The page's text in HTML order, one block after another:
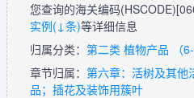
您查询的海关编码(HSCODE)
实例(↓条)等详细信息
归属分类： 第二类 植物产品 （6-
章节归属： 第六章：活树及其他
品；插花及装饰用簇叶